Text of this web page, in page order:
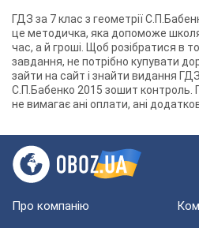
ГДЗ за 7 клас з геометрії
це методичка, яка допоможе
час, а й гроші. Щоб розібратися в
завдання, не потрібно купувати
зайти на сайт і знайти видання
С.П.Бабенко 2015 зошит контроль.
не вимагає ані оплати, ані
Про компанію